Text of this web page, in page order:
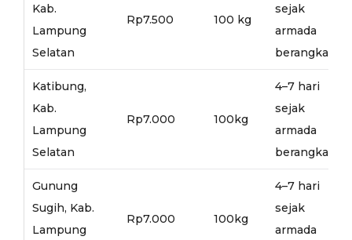
Kab.
Lampung
Selatan
Rp7.500 100 kg
sejak
armada
berangkat
Katibung,
Kab.
Lampung
Selatan
Rp7.000 100kg
4–7 hari
sejak
armada
berangkat
Gunung
Sugih, Kab.
Lampung
Rp7.000 100kg
4–7 hari
sejak
armada